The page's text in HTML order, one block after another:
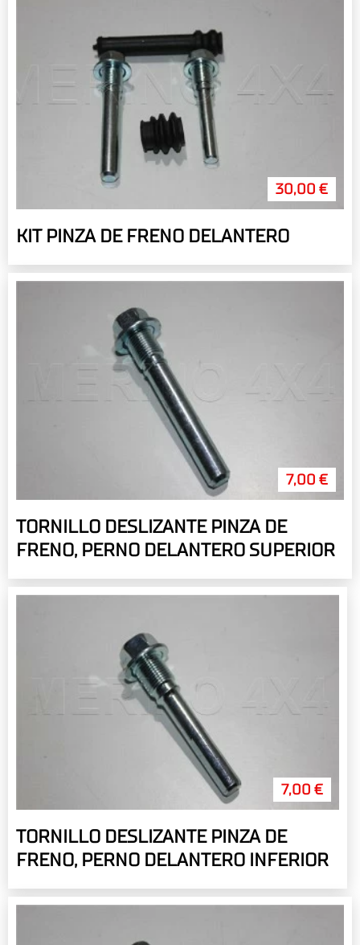
30,00 €
KIT PINZA DE FRENO DELANTERO
7,00 €
TORNILLO DESLIZANTE PINZA DE
FRENO, PERNO DELANTERO SUPERIOR
7,00 €
TORNILLO DESLIZANTE PINZA DE
FRENO, PERNO DELANTERO INFERIOR